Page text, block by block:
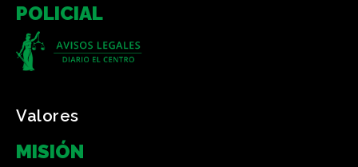
POLICIAL
Valores
MISIÓN